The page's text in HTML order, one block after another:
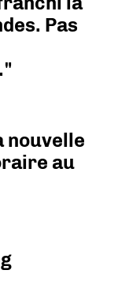
Pas
nouvelle
au